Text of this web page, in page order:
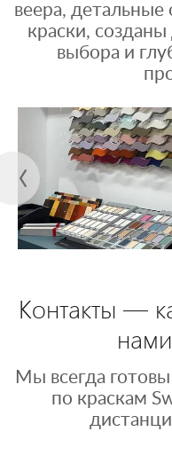
веера, детальные
краски,
выбора и
Контакты —
Мы всегда
по краскам